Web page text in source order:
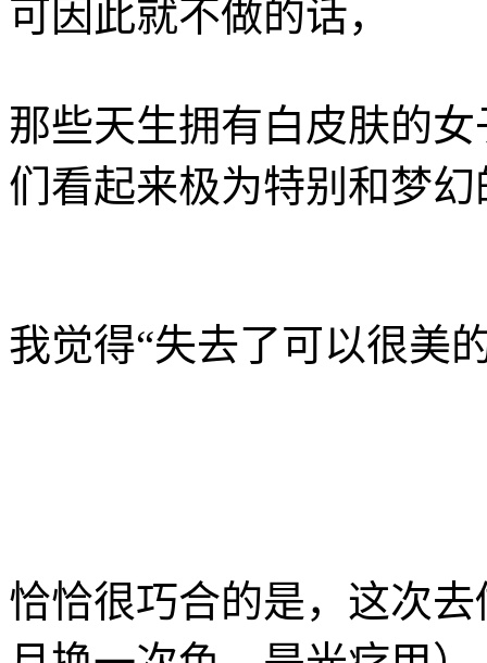
可因此就不做的话，
那些天生拥有白皮肤的
们看起来极为特别和梦
我觉得“失去了可以很美
恰恰很巧合的是，这次